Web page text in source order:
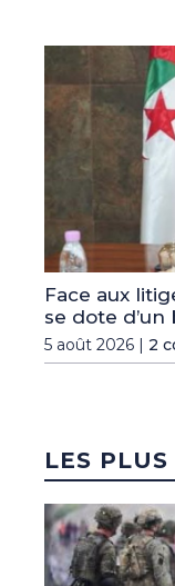
Face aux
se dote
5 août 2026 | 2
LES